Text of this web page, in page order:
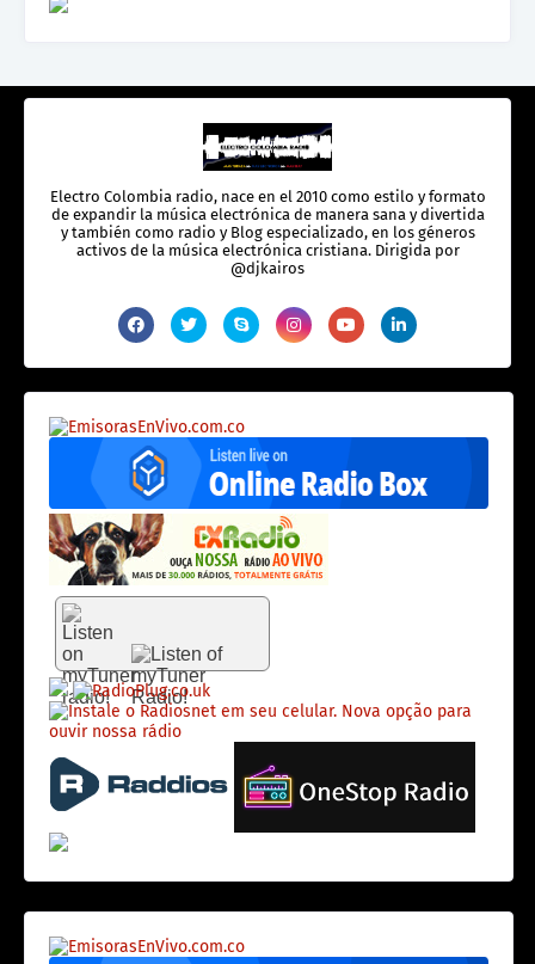
Electro Colombia radio, nace en el 2010 como estilo y formato
de expandir la música electrónica de manera sana y divertida
y también como radio y Blog especializado, en los géneros
activos de la música electrónica cristiana. Dirigida por
@djkairos